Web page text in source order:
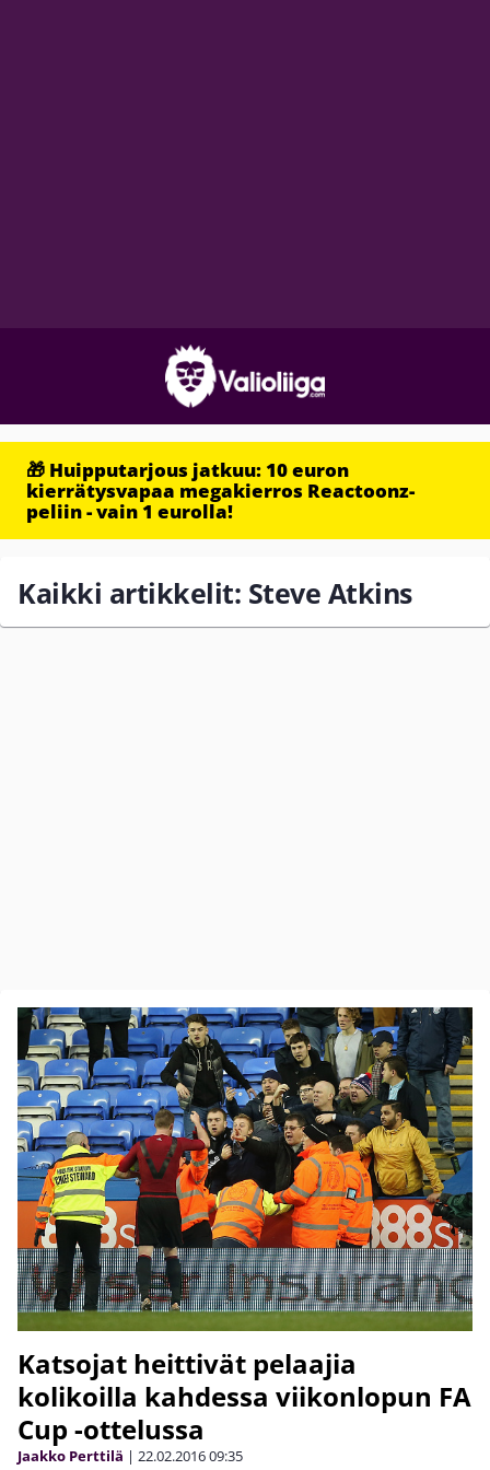
🎁 Huipputarjous jatkuu: 10 euron
kierrätysvapaa megakierros Reactoonz-
peliin - vain 1 eurolla!
Kaikki artikkelit: Steve Atkins
Katsojat heittivät pelaajia
kolikoilla kahdessa viikonlopun FA
Cup -ottelussa
Jaakko Perttilä | 22.02.201609:35